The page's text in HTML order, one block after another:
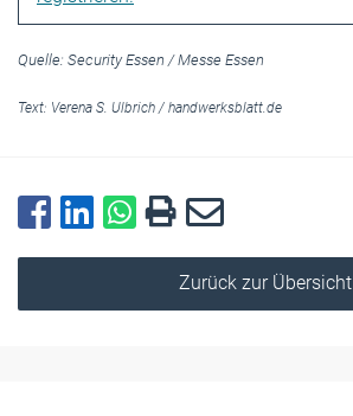
Quelle: Security Essen / Messe Essen
Text: Verena S. Ulbrich / handwerksblatt.de
Zurück zur Übersicht